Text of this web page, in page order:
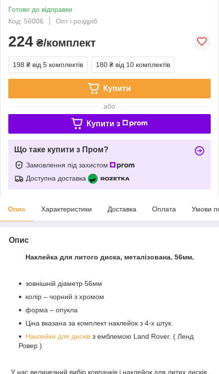
Готово до відправки
Код: 56006
Опт і роздріб
224 ₴/комплект
198 ₴ від 5 комплектів 180 ₴ від 10 комплектів
Купити
або
Купити з
Що таке купити з Пром?
Замовлення під захистом
Доступна доставка
Опис Характеристики Доставка Оплата Умови
Опис
Наклейка для литого диска, металізована. 56мм.
зовнішній діаметр 56мм
колір – чорний з хромом
форма – опукла
Ціна вказана за комплект наклейок з 4-х штук.
Наклейки для дисків з емблемою Land Rover. ( Ленд
Ровер )
У нас величезний вибір ковпачків і наклейок для литих дисків.